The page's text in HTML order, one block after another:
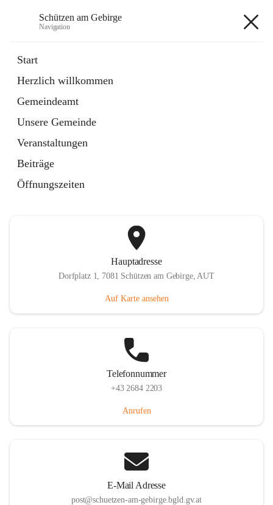
Schützen am Gebirge
Navigation
Start
Herzlich willkommen
Gemeindeamt
Unsere Gemeinde
Veranstaltungen
Beiträge
Öffnungszeiten
1 Schnellzugriff
Vereine
Artikel
öffnet
in
neuem
Tab
Hauptadresse
Dorfplatz 1, 7081 Schützen am Gebirge, AUT
Auf Karte ansehen
Telefonnummer
+43 2684 2203
Anrufen
E-Mail Adresse
post@schuetzen-am-gebirge.bgld.gv.at